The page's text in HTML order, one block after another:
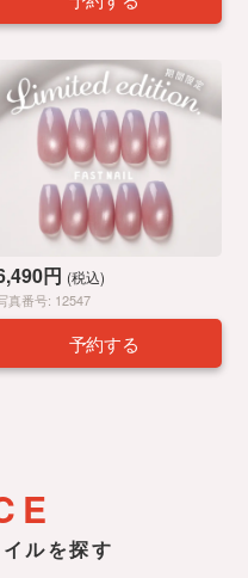
円 (税込)
真番号: 12547
予約する
ルを探す